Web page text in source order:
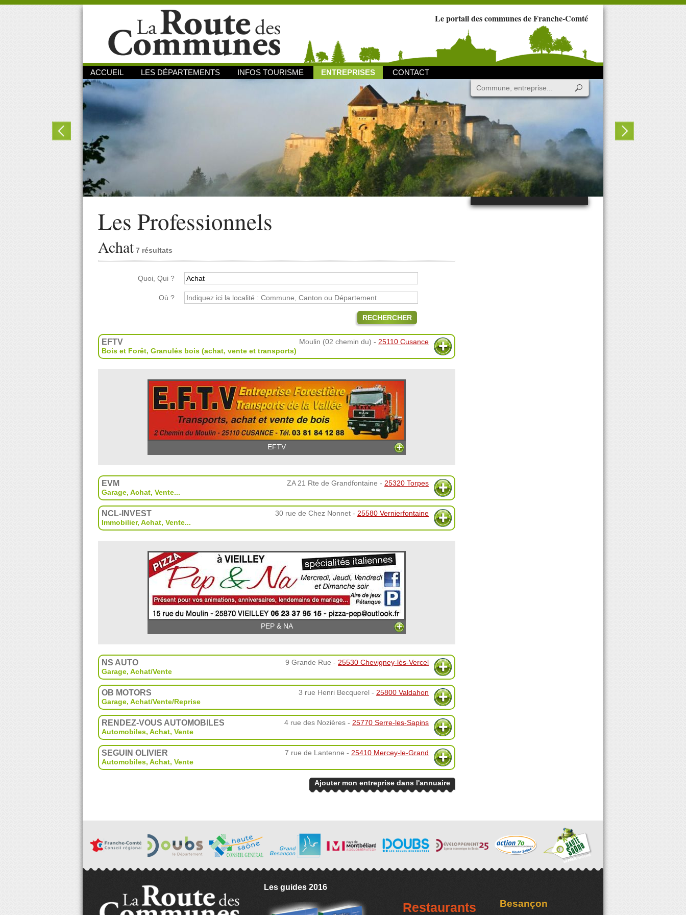
Le portail des communes de Franche-Comté
ACCUEIL LES DÉPARTEMENTS INFOS TOURISME ENTREPRISES CONTACT
Les Professionnels
Achat 7 résultats
Quoi, Qui ?
Où ?
RECHERCHER
EFTV Moulin (02 chemin du) - 25110 Cusance
Bois et Forêt, Granulés bois (achat, vente et transports)
EFTV
EVM ZA 21 Rte de Grandfontaine - 25320 Torpes
Garage, Achat, Vente...
NCL-INVEST 30 rue de Chez Nonnet - 25580 Vernierfontaine
Immobilier, Achat, Vente...
PEP & NA
NS AUTO 9 Grande Rue - 25530 Chevigney-lès-Vercel
Garage, Achat/Vente
OB MOTORS 3 rue Henri Becquerel - 25800 Valdahon
Garage, Achat/Vente/Reprise
RENDEZ-VOUS AUTOMOBILES 4 rue des Nozières - 25770 Serre-les-Sapins
Automobiles, Achat, Vente
SEGUIN OLIVIER 7 rue de Lantenne - 25410 Mercey-le-Grand
Automobiles, Achat, Vente
Ajouter mon entreprise dans l'annuaire
Les guides 2016
Restaurants Besançon